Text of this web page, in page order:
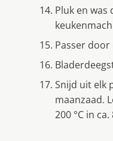
Pluk en
Passer
Snijd uit elk
maanzaad.
200 °C in